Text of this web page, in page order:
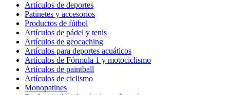
Artículos de deportes
Patinetes y accesorios
Productos de fútbol
Artículos de pádel y tenis
Artículos de geocaching
Artículos para deportes acuáticos
Artículos de Fórmula 1 y motociclismo
Artículos de paintball
Artículos de ciclismo
Monopatines